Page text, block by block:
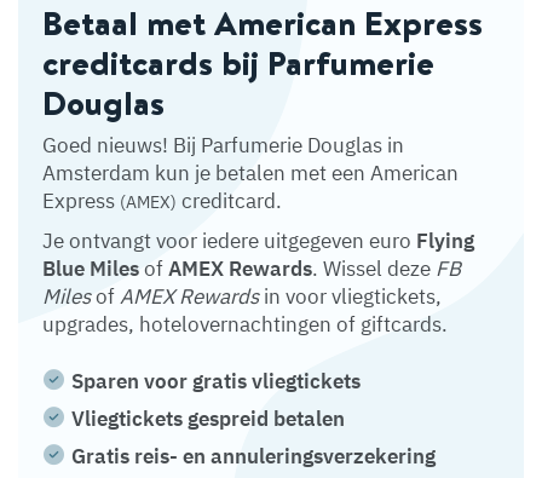
Betaal met American Express
creditcards bij Parfumerie
Douglas
Goed nieuws! Bij Parfumerie Douglas in
Amsterdam kun je betalen met een American
Express (AMEX) creditcard.
Je ontvangt voor iedere uitgegeven euro Flying
Blue MilesofAMEX Rewards. Wissel deze FB
MilesofAMEX Rewardsin voor vliegtickets,
upgrades, hotelovernachtingen of giftcards.
Sparen voor gratis vliegtickets
Vliegtickets gespreid betalen
Gratis reis- en annuleringsverzekering